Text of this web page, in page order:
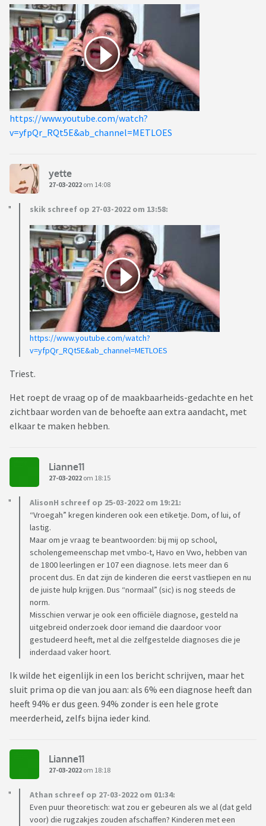
https://www.youtube.com/watch?
v=yfpQr_RQt5E&ab_channel=METLOES
yette
27-03-2022 om 14:08
skik schreef op 27-03-2022 om 13:58:
https://www.youtube.com/watch?
v=yfpQr_RQt5E&ab_channel=METLOES
Triest.
Het roept de vraag op of de maakbaarheids-gedachte en het
zichtbaar worden van de behoefte aan extra aandacht, met
elkaar te maken hebben.
Lianne11
27-03-2022 om 18:15
AlisonH schreef op 25-03-2022 om 19:21:
“Vroegah” kregen kinderen ook een etiketje. Dom, of lui, of
lastig.
Maar om je vraag te beantwoorden: bij mij op school,
scholengemeenschap met vmbo-t, Havo en Vwo, hebben van
de 1800 leerlingen er 107 een diagnose. Iets meer dan 6
procent dus. En dat zijn de kinderen die eerst vastliepen en nu
de juiste hulp krijgen. Dus “normaal” (sic) is nog steeds de
norm.
Misschien verwar je ook een officiële diagnose, gesteld na
uitgebreid onderzoek door iemand die daardoor voor
gestudeerd heeft, met al die zelfgestelde diagnoses die je
inderdaad vaker hoort.
Ik wilde het eigenlijk in een los bericht schrijven, maar het
sluit prima op die van jou aan: als 6% een diagnose heeft dan
heeft 94% er dus geen. 94% zonder is een hele grote
meerderheid, zelfs bijna ieder kind.
Lianne11
27-03-2022 om 18:18
Athan schreef op 27-03-2022 om 01:34:
Even puur theoretisch: wat zou er gebeuren als we al (dat geld
voor) die rugzakjes zouden afschaffen? Kinderen met een